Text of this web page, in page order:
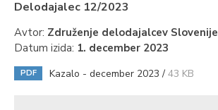
Delodajalec 12/2023
Avtor: Združenje delodajalcev Slovenije
Datum izida: 1. december 2023
PDF Kazalo - december 2023 / 43 KB